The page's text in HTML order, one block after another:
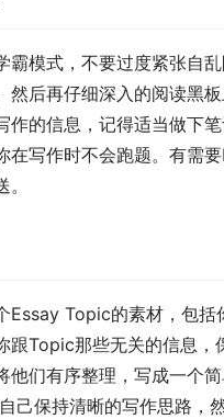
模式，不要过度紧张自
后再仔细深入的阅读黑
的信息，记得适当做下
写作时不会跑题。有需
Topic的素材，包
Topic那些无关的信息，
们有序整理，写成一个
己保持清晰的写作思路，